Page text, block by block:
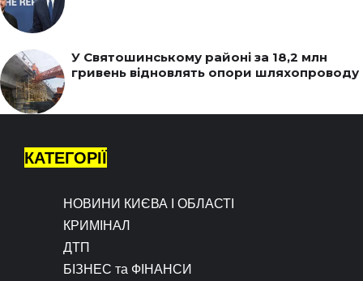
У Святошинському районі за 18,2 млн
гривень відновлять опори шляхопроводу
КАТЕГОРІЇ
НОВИНИ КИЄВА І ОБЛАСТІ
КРИМІНАЛ
ДТП
БІЗНЕС та ФІНАНСИ